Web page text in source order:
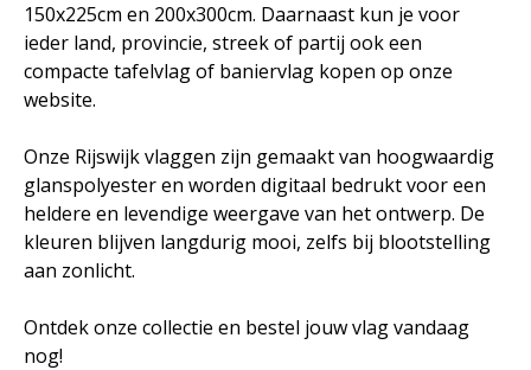
150x225cm en 200x300cm. Daarnaast kun je voor
ieder land, provincie, streek of partij ook een
compacte tafelvlag of baniervlag kopen op onze
website.
Onze Rijswijk vlaggen zijn gemaakt van hoogwaardig
glanspolyester en worden digitaal bedrukt voor een
heldere en levendige weergave van het ontwerp. De
kleuren blijven langdurig mooi, zelfs bij blootstelling
aan zonlicht.
Ontdek onze collectie en bestel jouw vlag vandaag
nog!